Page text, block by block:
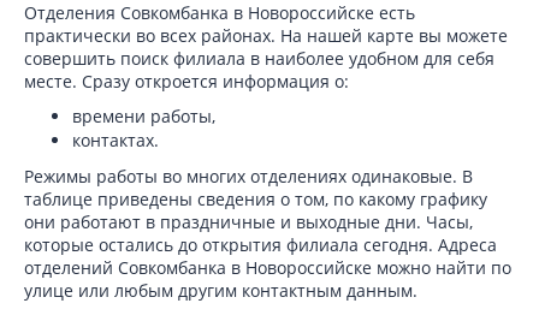
Отделения Совкомбанка в Новороссийске есть
практически во всех районах. На нашей карте вы можете
совершить поиск филиала в наиболее удобном для себя
месте. Сразу откроется информация о:
времени работы,
контактах.
Режимы работы во многих отделениях одинаковые. В
таблице приведены сведения о том, по какому графику
они работают в праздничные и выходные дни. Часы,
которые остались до открытия филиала сегодня. Адреса
отделений Совкомбанка в Новороссийске можно найти по
улице или любым другим контактным данным.